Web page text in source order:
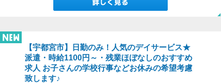
【宇都宮市】日勤のみ！人気のデイサービス★
派遣・時給1100円～・残業ほぼなしのおすすめ
求人 お子さんの学校行事などお休みの希望考慮
致します♪